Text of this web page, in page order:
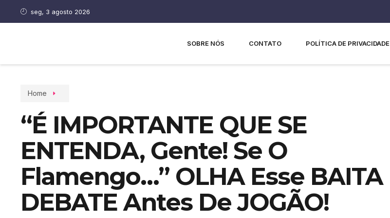
seg, 3 agosto 2026
SOBRE NÓS CONTATO POLÍTICA DE PRIVACIDADE
Home
“É IMPORTANTE QUE SE
ENTENDA, Gente! Se O
Flamengo…” OLHA Esse BAITA
DEBATE Antes De JOGÃO!